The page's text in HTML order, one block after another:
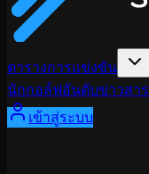
ตารางการแข่งขัน
นักกอล์ฟอันดับข่าวสาร
เข้าสู่ระบบ